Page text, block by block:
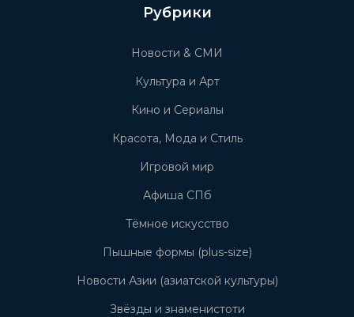
Рубрики
Новости & СМИ
Культура и Арт
Кино и Сериалы
Красота, Мода и Стиль
Игровой мир
Афиша СПб
Тёмное искусство
Пышные формы (plus-size)
Новости Азии (азиатской культуры)
Звёзды и знаменистоти